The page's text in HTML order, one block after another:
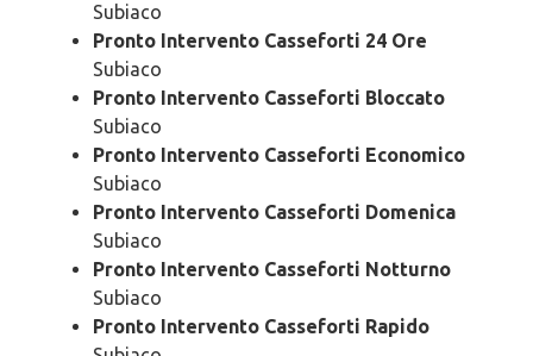
Subiaco
Pronto Intervento Casseforti 24 Ore
Subiaco
Pronto Intervento Casseforti Bloccato
Subiaco
Pronto Intervento Casseforti Economico
Subiaco
Pronto Intervento Casseforti Domenica
Subiaco
Pronto Intervento Casseforti Notturno
Subiaco
Pronto Intervento Casseforti Rapido